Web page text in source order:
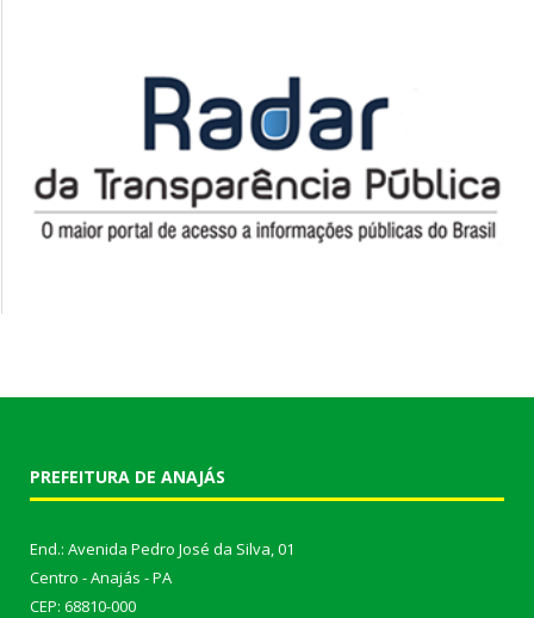
PREFEITURA DE ANAJÁS
End.: Avenida Pedro José da Silva, 01
Centro - Anajás - PA
CEP: 68810-000